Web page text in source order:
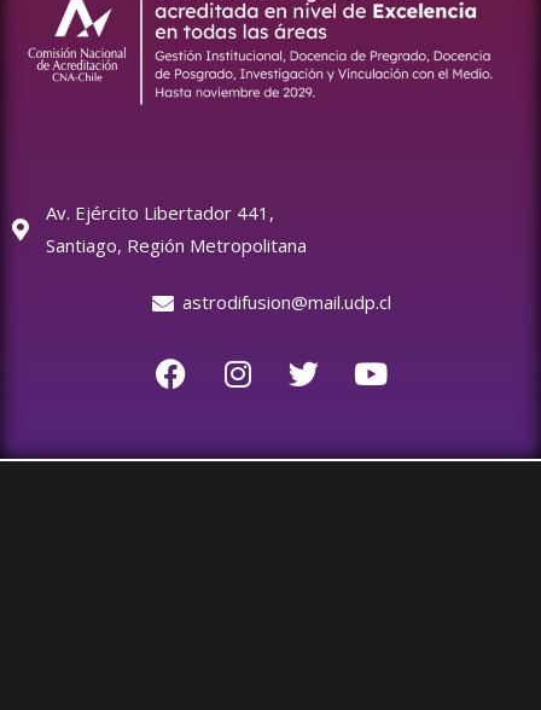
Av. Ejército Libertador 441,
Santiago, Región Metropolitana
astrodifusion@mail.udp.cl